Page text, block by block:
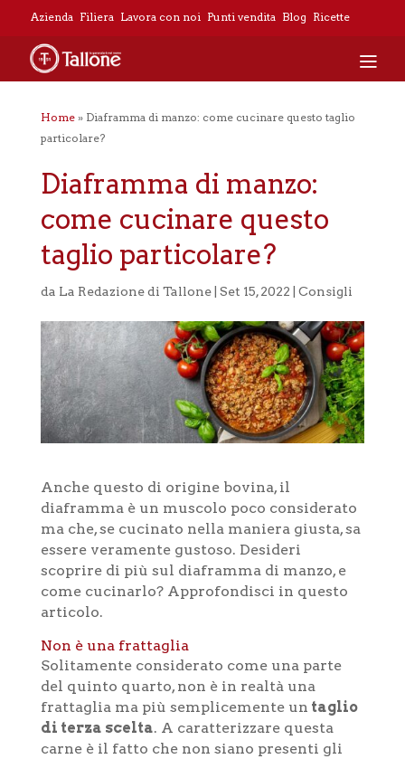
Azienda Filiera Lavora con noi Punti vendita Blog Ricette
Home» Diaframma di manzo: come cucinare questo taglio
particolare?
Diaframma di manzo:
come cucinare questo
taglio particolare?
da La Redazione di Tallone| Set 15, 2022 Consigli
Anche questo di origine bovina, il
diaframma è un muscolo poco considerato
ma che, se cucinato nella maniera giusta, sa
essere veramente gustoso. Desideri
scoprire di più sul diaframma di manzo, e
come cucinarlo? Approfondisci in questo
articolo.
Non è una frattaglia
Solitamente considerato come una parte
del quinto quarto, non è in realtà una
frattaglia ma più semplicemente un taglio
di terza scelta. A caratterizzare questa
carne è il fatto che non siano presenti gli